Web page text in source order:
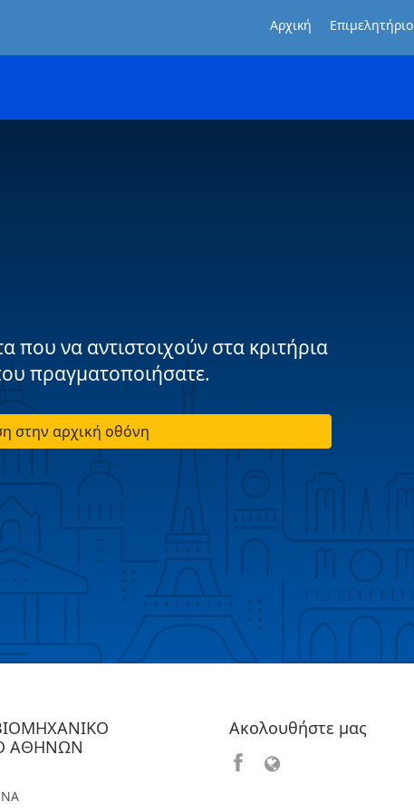
Αρχική Επιμελητήριο
που να αντιστοιχούν στα κριτήρια
πραγματοποιήσατε.
στην αρχική οθόνη
ΑΘΗΝΩΝ
Ακολουθήστε μας